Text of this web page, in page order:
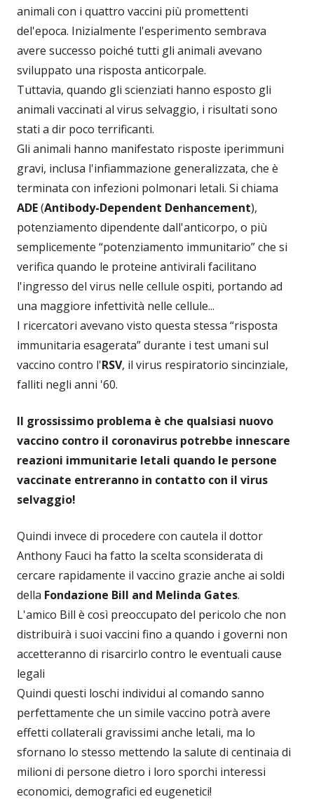
animali con i quattro vaccini più promettenti
del'epoca. Inizialmente l'esperimento sembrava
avere successo poiché tutti gli animali avevano
sviluppato una risposta anticorpale.
Tuttavia, quando gli scienziati hanno esposto gli
animali vaccinati al virus selvaggio, i risultati sono
stati a dir poco terrificanti.
Gli animali hanno manifestato risposte iperimmuni
gravi, inclusa l'infiammazione generalizzata, che è
terminata con infezioni polmonari letali. Si chiama
ADE(Antibody-Dependent Denhancement),
potenziamento dipendente dall'anticorpo, o più
semplicemente “potenziamento immunitario” che si
verifica quando le proteine antivirali facilitano
l'ingresso del virus nelle cellule ospiti, portando ad
una maggiore infettività nelle cellule...
I ricercatori avevano visto questa stessa “risposta
immunitaria esagerata” durante i test umani sul
vaccino contro l'RSV, il virus respiratorio sincinziale,
falliti negli anni '60.
Il grossissimo problema è che qualsiasi nuovo
vaccino contro il coronavirus potrebbe innescare
reazioni immunitarie letali quando le persone
vaccinate entreranno in contatto con il virus
selvaggio!
Quindi invece di procedere con cautela il dottor
Anthony Fauci ha fatto la scelta sconsiderata di
cercare rapidamente il vaccino grazie anche ai soldi
della Fondazione Bill and Melinda Gates.
L'amico Bill è così preoccupato del pericolo che non
distribuirà i suoi vaccini fino a quando i governi non
accetteranno di risarcirlo contro le eventuali cause
legali
Quindi questi loschi individui al comando sanno
perfettamente che un simile vaccino potrà avere
effetti collaterali gravissimi anche letali, ma lo
sfornano lo stesso mettendo la salute di centinaia di
milioni di persone dietro i loro sporchi interessi
economici, demografici ed eugenetici!